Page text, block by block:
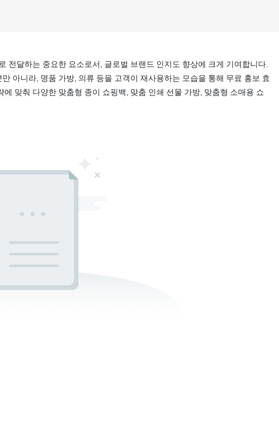
전달하는 중요한 요소로서, 글로벌 브랜드 인지도 향상에 크게 기여합니다.
아니라, 명품 가방, 의류 등을 고객이 재사용하는 모습을 통해 무료 홍보 효
맞춰 다양한 맞춤형 종이 쇼핑백, 맞춤 인쇄 선물 가방, 맞춤형 소매용 쇼